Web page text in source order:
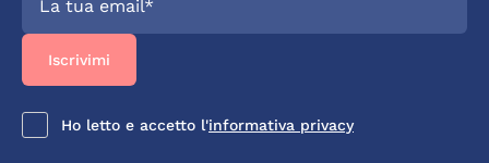
Ho letto e accetto l'informativa privacy